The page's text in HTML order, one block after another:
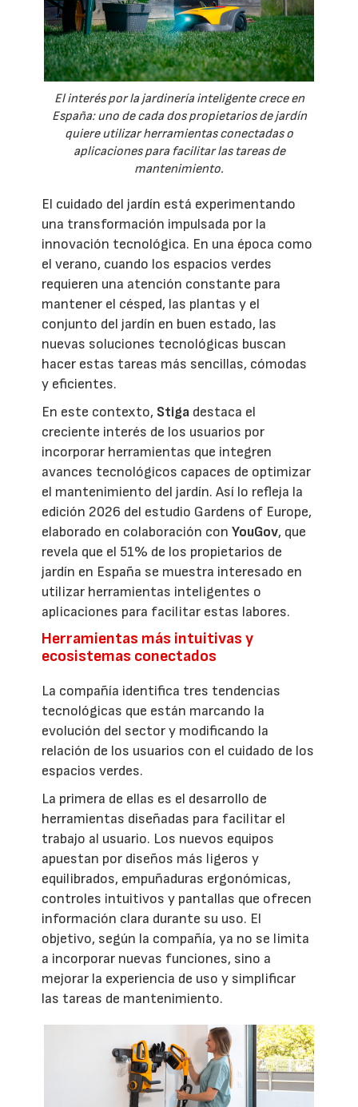
El interés por la jardinería inteligente crece en
España: uno de cada dos propietarios de jardín
quiere utilizar herramientas conectadas o
aplicaciones para facilitar las tareas de
mantenimiento.
El cuidado del jardín está experimentando
una transformación impulsada por la
innovación tecnológica. En una época como
el verano, cuando los espacios verdes
requieren una atención constante para
mantener el césped, las plantas y el
conjunto del jardín en buen estado, las
nuevas soluciones tecnológicas buscan
hacer estas tareas más sencillas, cómodas
y eficientes.
En este contexto, Stiga destaca el
creciente interés de los usuarios por
incorporar herramientas que integren
avances tecnológicos capaces de optimizar
el mantenimiento del jardín. Así lo refleja la
edición 2026 del estudio Gardens of Europe,
elaborado en colaboración conYouGov, que
revela que el 51% de los propietarios de
jardín en España se muestra interesado en
utilizar herramientas inteligentes o
aplicaciones para facilitar estas labores.
Herramientas más intuitivas y
ecosistemas conectados
La compañía identifica tres tendencias
tecnológicas que están marcando la
evolución del sector y modificando la
relación de los usuarios con el cuidado de los
espacios verdes.
La primera de ellas es el desarrollo de
herramientas diseñadas para facilitar el
trabajo al usuario. Los nuevos equipos
apuestan por diseños más ligeros y
equilibrados, empuñaduras ergonómicas,
controles intuitivos y pantallas que ofrecen
información clara durante su uso. El
objetivo, según la compañía, ya no se limita
a incorporar nuevas funciones, sino a
mejorar la experiencia de uso y simplificar
las tareas de mantenimiento.